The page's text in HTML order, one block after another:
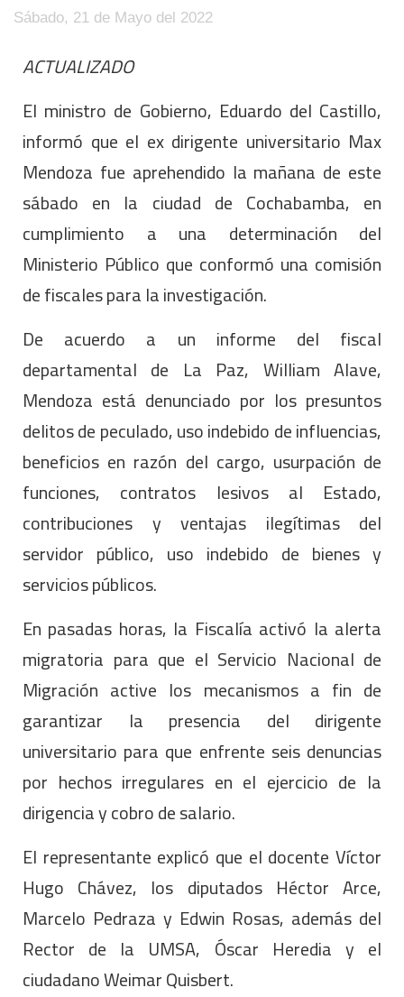
Sábado, 21 de Mayo del 2022
ACTUALIZADO
El ministro de Gobierno, Eduardo del Castillo,
informó que el ex dirigente universitario Max
Mendoza fue aprehendido la mañana de este
sábado en la ciudad de Cochabamba, en
cumplimiento a una determinación del
Ministerio Público que conformó una comisión
de fiscales para la investigación.
De acuerdo a un informe del fiscal
departamental de La Paz, William Alave,
Mendoza está denunciado por los presuntos
delitos de peculado, uso indebido de influencias,
beneficios en razón del cargo, usurpación de
funciones, contratos lesivos al Estado,
contribuciones y ventajas ilegítimas del
servidor público, uso indebido de bienes y
servicios públicos.
En pasadas horas, la Fiscalía activó la alerta
migratoria para que el Servicio Nacional de
Migración active los mecanismos a fin de
garantizar la presencia del dirigente
universitario para que enfrente seis denuncias
por hechos irregulares en el ejercicio de la
dirigencia y cobro de salario.
El representante explicó que el docente Víctor
Hugo Chávez, los diputados Héctor Arce,
Marcelo Pedraza y Edwin Rosas, además del
Rector de la UMSA, Óscar Heredia y el
ciudadano Weimar Quisbert.